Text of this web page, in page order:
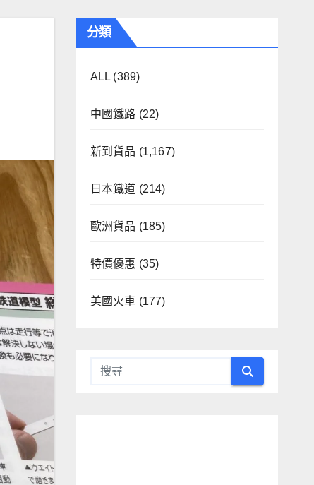
分類
ALL (389)
中國鐵路 (22)
新到貨品 (1,167)
日本鐡道 (214)
歐洲貨品 (185)
特價優惠 (35)
美國火車 (177)